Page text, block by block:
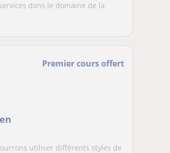
dans le domaine de la
Premier cours offert
utiliser différents styles de